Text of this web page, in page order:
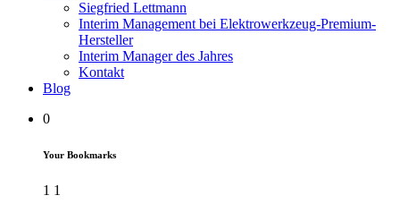
Siegfried Lettmann
Interim Management bei Elektrowerkzeug-Premium-
Hersteller
Interim Manager des Jahres
Kontakt
Blog
0
Your Bookmarks
1 1